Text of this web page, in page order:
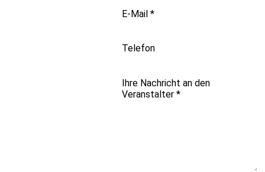
E-Mail *
Telefon
Ihre Nachricht an den
Veranstalter *